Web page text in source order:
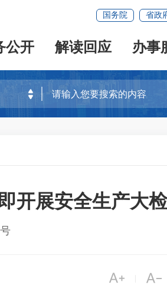
国务院 省政
公开 解读回应 办事
开展安全生产大
 